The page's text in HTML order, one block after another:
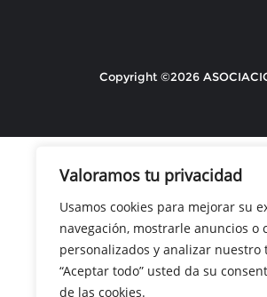
Valoramos tu privacidad
Usamos cookies para mejorar su
navegación, mostrarle anuncios o
personalizados y analizar nuestro
“Aceptar todo” usted da su
de las cookies.
Copyright ©2026